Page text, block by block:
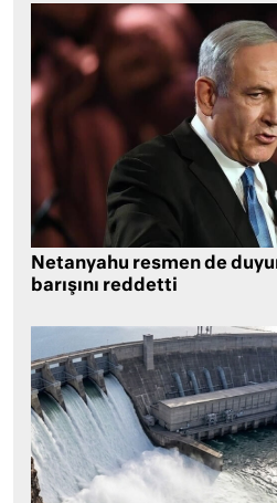
Netanyahu resmen de
barışını reddetti